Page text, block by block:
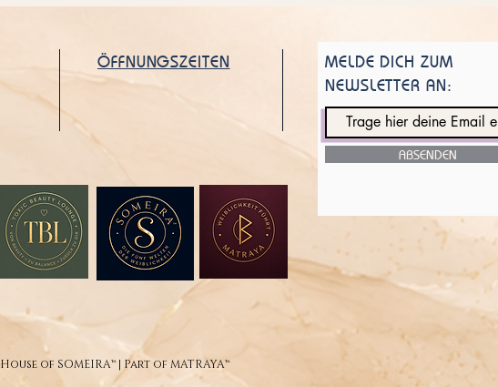
kamen erschöpft. Überreizt. Im Dauerfunktionieren.
ÖFFNUNGSZEITEN
MELDE DICH ZUM
NEWSLETTER AN:
ABSENDEN
House of SOMEIRA™ | Part of MATRAYA™